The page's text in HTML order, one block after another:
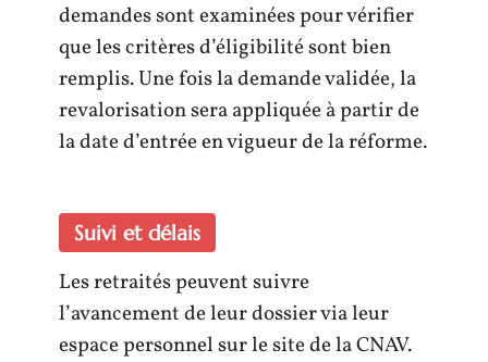
demandes sont examinées pour vérifier
que les critères d’éligibilité sont bien
remplis. Une fois la demande validée, la
revalorisation sera appliquée à partir de
la date d’entrée en vigueur de la réforme.
Suivi et délais
Les retraités peuvent suivre
l’avancement de leur dossier via leur
espace personnel sur le site de la CNAV.